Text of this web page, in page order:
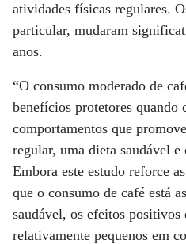
atividades físicas regulares.
particular, mudaram
anos.
“O consumo moderado de
benefícios protetores quando
comportamentos que
regular, uma dieta saudável
Embora este estudo reforce
que o consumo de café está
saudável, os efeitos positivos
relativamente pequenos em